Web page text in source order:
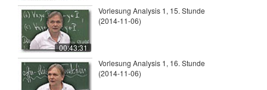
00:43:31
Vorlesung Analysis 1, 15. Stunde
(2014-11-06)
Vorlesung Analysis 1, 16. Stunde
(2014-11-06)